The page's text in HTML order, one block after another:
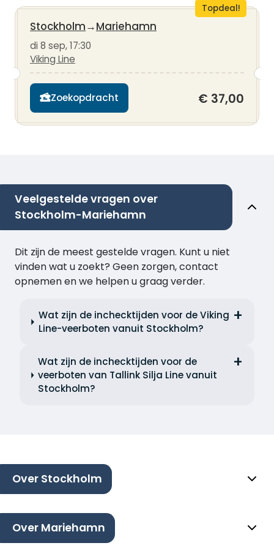
Topdeal!
Stockholm→Mariehamn
di 8 sep, 17:30
Viking Line
Zoekopdracht € 37,00
Veelgestelde vragen over
Stockholm-Mariehamn
Dit zijn de meest gestelde vragen. Kunt u niet
vinden wat u zoekt? Geen zorgen, contact
opnemen en we helpen u graag verder.
Wat zijn de inchecktijden voor de Viking
Line-veerboten vanuit Stockholm?
Wat zijn de inchecktijden voor de
veerboten van Tallink Silja Line vanuit
Stockholm?
Over Stockholm
Over Mariehamn